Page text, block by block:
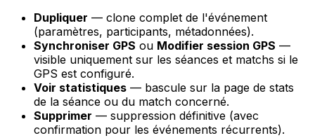
Dupliquer — clone complet de l'événement
(paramètres, participants, métadonnées).
Synchroniser GPS ou Modifier session GPS —
visible uniquement sur les séances et matchs si le
GPS est configuré.
Voir statistiques — bascule sur la page de stats
de la séance ou du match concerné.
Supprimer — suppression définitive (avec
confirmation pour les événements récurrents).